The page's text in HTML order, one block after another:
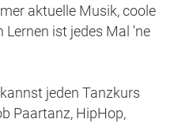
aktuelle Musik, coole
Lernen ist jedes Mal 'ne
jeden Tanzkurs
Paartanz, HipHop,